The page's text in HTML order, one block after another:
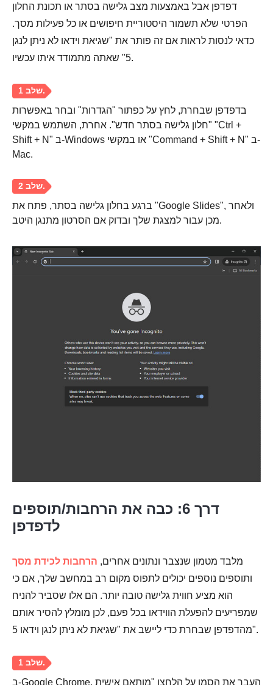
דפדפן אבל באמצעות מצב גלישה בסתר או תכונת החלון
הפרטי שלא תשמור היסטוריית חיפושים או כל פעילות מסך.
כדאי לנסות לראות אם זה פותר את "שגיאת וידאו לא ניתן לנגן
5" שאתה מתמודד איתו עכשיו.
שלב 1.
בדפדפן שבחרת, לחץ על כפתור "הגדרות" ובחר באפשרות
"חלון גלישה בסתר חדש". אחרת, השתמש במקשי "Ctrl +
Shift + N" ב-Windows או במקשי "Command + Shift + N" ב-
Mac.
ברגע בחלון גלישה בסתר, פתח את "Google Slides", ולאחר
מכן עבור למצגת שלך ובדוק אם הסרטון מתנגן היטב.
דרך 6: כבה את הרחבות/תוספים
לדפדפן
מלבד מטמון שנצבר ונתונים אחרים, הרחבות לכידת מסך
ותוספים נוספים יכולים לתפוס מקום רב במחשב שלך, אם כי
הוא מציע חווית גלישה טובה יותר. הם אלו שסביר להניח
שמפריעים להפעלת הווידאו בכל פעם, לכן מומלץ להסיר אותם
מהדפדפן שבחרת כדי ליישב את "שגיאת לא ניתן לנגן וידאו 5".
ב-Google Chrome, העבר את הסמן על הלחצן "מותאם אישית